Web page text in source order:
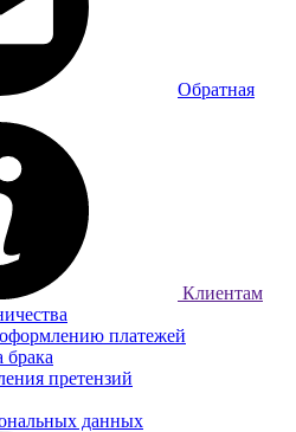
Обратная
Клиентам
платежей
брака
претензий
данных